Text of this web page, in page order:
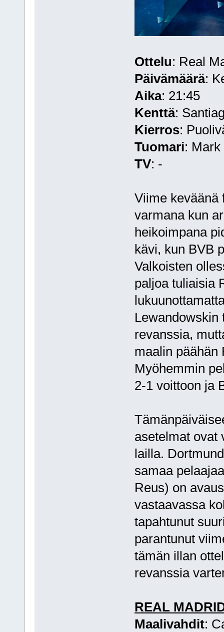
Ottelu: Real
Päivämäärä:
Aika: 21:45
Kenttä:
Kierros:
Tuomari:
TV: -
Viime keväänä
varmana kun
heikoimpana
kävi, kun BVB
Valkoisten
paljoa tuliaisia
Lewandowskin
revanssia,
maalin päähän
Myöhemmin
2-1 voittoon ja
asetelmat ovat
lailla.
samaa
Reus) on
vastaavassa
tapahtunut
parantunut
tämän illan
revanssia
REAL
Maalivahdit: